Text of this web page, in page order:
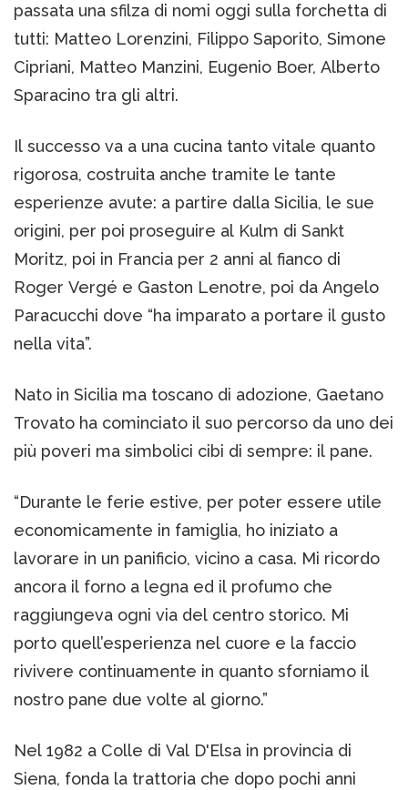
passata una sfilza di nomi oggi sulla forchetta di
tutti: Matteo Lorenzini, Filippo Saporito, Simone
Cipriani, Matteo Manzini, Eugenio Boer, Alberto
Sparacino tra gli altri.
Il successo va a una cucina tanto vitale quanto
rigorosa, costruita anche tramite le tante
esperienze avute: a partire dalla Sicilia, le sue
origini, per poi proseguire al Kulm di Sankt
Moritz, poi in Francia per 2 anni al fianco di
Roger Vergé e Gaston Lenotre, poi da Angelo
Paracucchi dove “ha imparato a portare il gusto
nella vita”.
Nato in Sicilia ma toscano di adozione, Gaetano
Trovato ha cominciato il suo percorso da uno dei
più poveri ma simbolici cibi di sempre: il pane.
“Durante le ferie estive, per poter essere utile
economicamente in famiglia, ho iniziato a
lavorare in un panificio, vicino a casa. Mi ricordo
ancora il forno a legna ed il profumo che
raggiungeva ogni via del centro storico. Mi
porto quell’esperienza nel cuore e la faccio
rivivere continuamente in quanto sforniamo il
nostro pane due volte al giorno.”
Nel 1982 a Colle di Val D'Elsa in provincia di
Siena, fonda la trattoria che dopo pochi anni